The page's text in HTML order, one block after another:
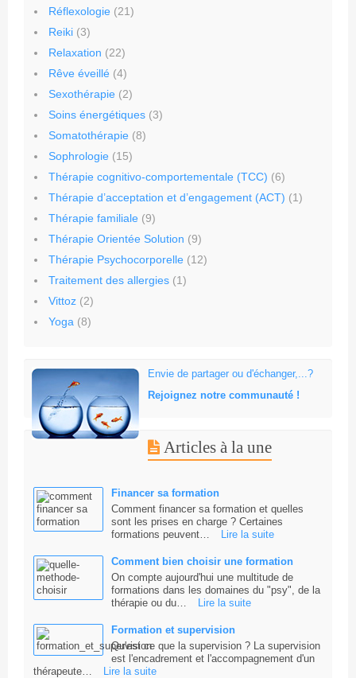
Réflexologie (21)
Reiki (3)
Relaxation (22)
Rêve éveillé (4)
Sexothérapie (2)
Soins énergétiques (3)
Somatothérapie (8)
Sophrologie (15)
Thérapie cognitivo-comportementale (TCC) (6)
Thérapie d’acceptation et d’engagement (ACT) (1)
Thérapie familiale (9)
Thérapie Orientée Solution (9)
Thérapie Psychocorporelle (12)
Traitement des allergies (1)
Vittoz (2)
Yoga (8)
Envie de partager ou d'échanger,...?
Rejoignez notre communauté !
Articles à la une
Financer sa formation
Comment financer sa formation et quelles
sont les prises en charge ? Certaines
formations peuvent…
Lire la suite
Comment bien choisir une formation
On compte aujourd'hui une multitude de
formations dans les domaines du "psy", de la
thérapie ou du…
Lire la suite
Formation et supervision
Qu'est ce que la supervision ? La supervision
est l'encadrement et l'accompagnement d'un
thérapeute…
Lire la suite